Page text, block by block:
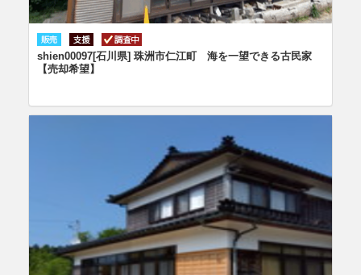
shien00097[石川県] 珠洲市仁江町 海を一望できる古民家
【売却希望】